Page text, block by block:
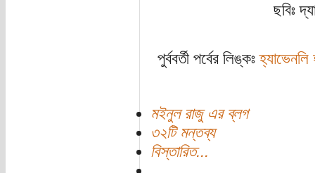
ছবিঃ
পুর্ববর্তী পর্বের লিঙ্কঃহ্যাভেনলি
মইনুল রাজু এর ব্লগ
৩২টি মন্তব্য
বিস্তারিত...